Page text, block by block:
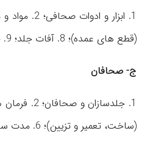
(قطع های عمده)؛ 8. آفات جلد؛ 9. جلدهای تاریخ دار؛ 10. اشعار تفننی دربارۀ جلد.
ج- صحافان
(ساخت، تعمیر و تزیین)؛ 6. مدت ساخت جلد؛ 7. حجره، دکان، راسته و بازار صحافان؛ 8. آداب صحافی؛ 9. شهرآشوب صحافان.